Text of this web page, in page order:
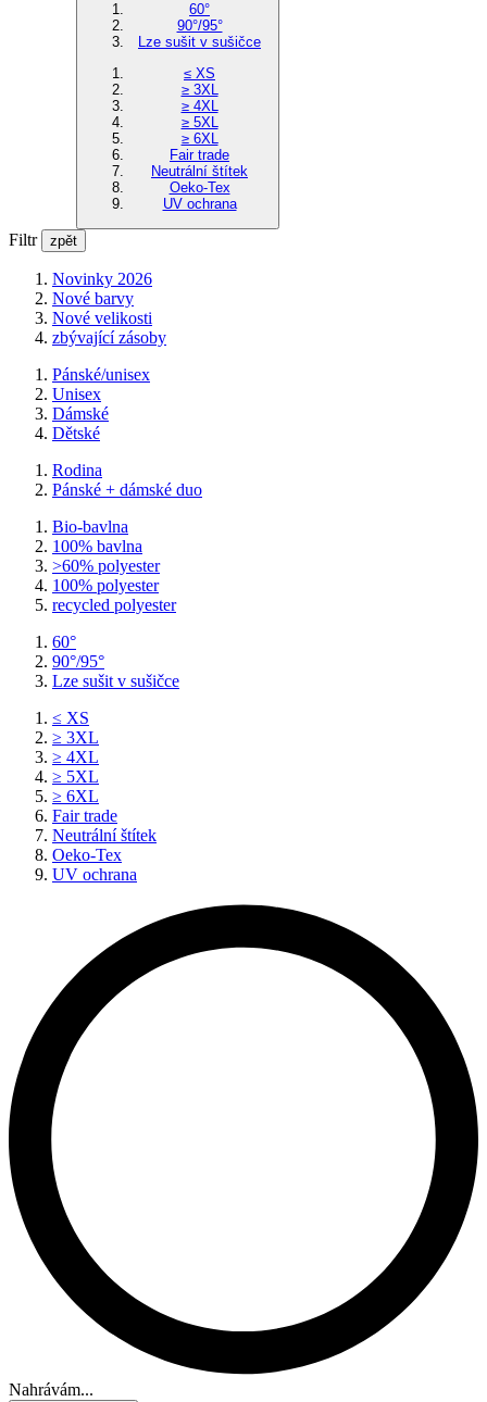
60°
90°/95°
Lze sušit v sušičce
≤ XS
≥ 3XL
≥ 4XL
≥ 5XL
≥ 6XL
Fair trade
Neutrální štítek
Oeko-Tex
UV ochrana
Filtr zpět
Novinky 2026
Nové barvy
Nové velikosti
zbývající zásoby
Pánské/unisex
Unisex
Dámské
Dětské
Rodina
Pánské + dámské duo
Bio-bavlna
100% bavlna
>60% polyester
100% polyester
recycled polyester
60°
90°/95°
Lze sušit v sušičce
≤ XS
≥ 3XL
≥ 4XL
≥ 5XL
≥ 6XL
Fair trade
Neutrální štítek
Oeko-Tex
UV ochrana
Nahrávám...